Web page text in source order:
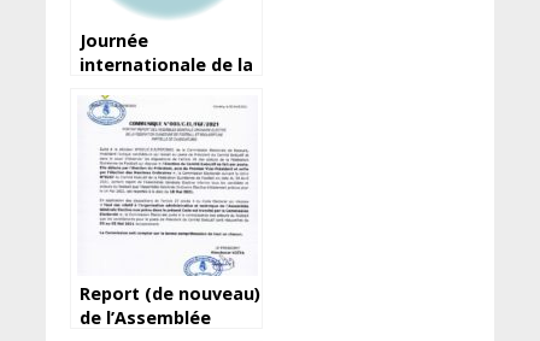
Journée
internationale de la
Les demi-vérités
d’Amara Somparé…
Report (de nouveau)
de l’Assemblée